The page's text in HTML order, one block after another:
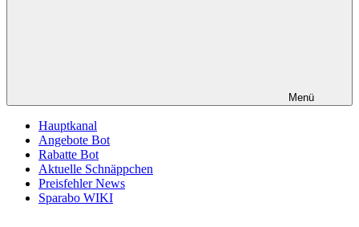
Menü
Hauptkanal
Angebote Bot
Rabatte Bot
Aktuelle Schnäppchen
Preisfehler News
Sparabo WIKI